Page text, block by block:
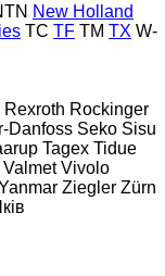
New Holland
TC TF TM TX W-
Rexroth Rockinger
Danfoss Seko Sisu
Tagex Tidue
Valmet Vivolo
Ziegler Zürn